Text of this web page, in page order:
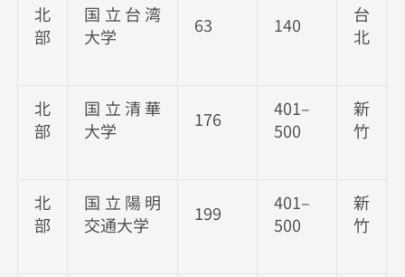
北
部
国立台湾
大学
63 140
台
北
北
部
国立清華
大学
176
401–
500
新
竹
北
部
国立陽明
交通大学
199
401–
500
新
竹